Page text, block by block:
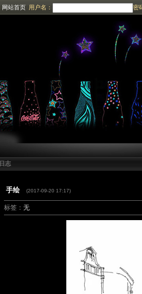
网站首页 用户名： 密
日志
手绘 (2017-09-20 17:17)
标签： 无